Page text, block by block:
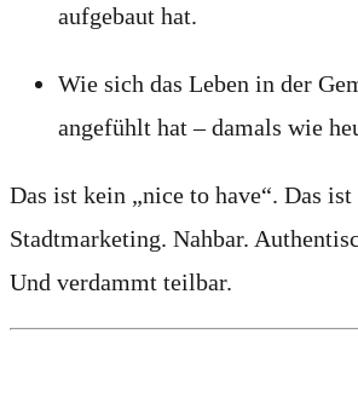
aufgebaut hat.
Wie sich das Leben in der
angefühlt hat – damals wie
Das ist kein „nice to have“. Das
Stadtmarketing. Nahbar.
Und verdammt teilbar.